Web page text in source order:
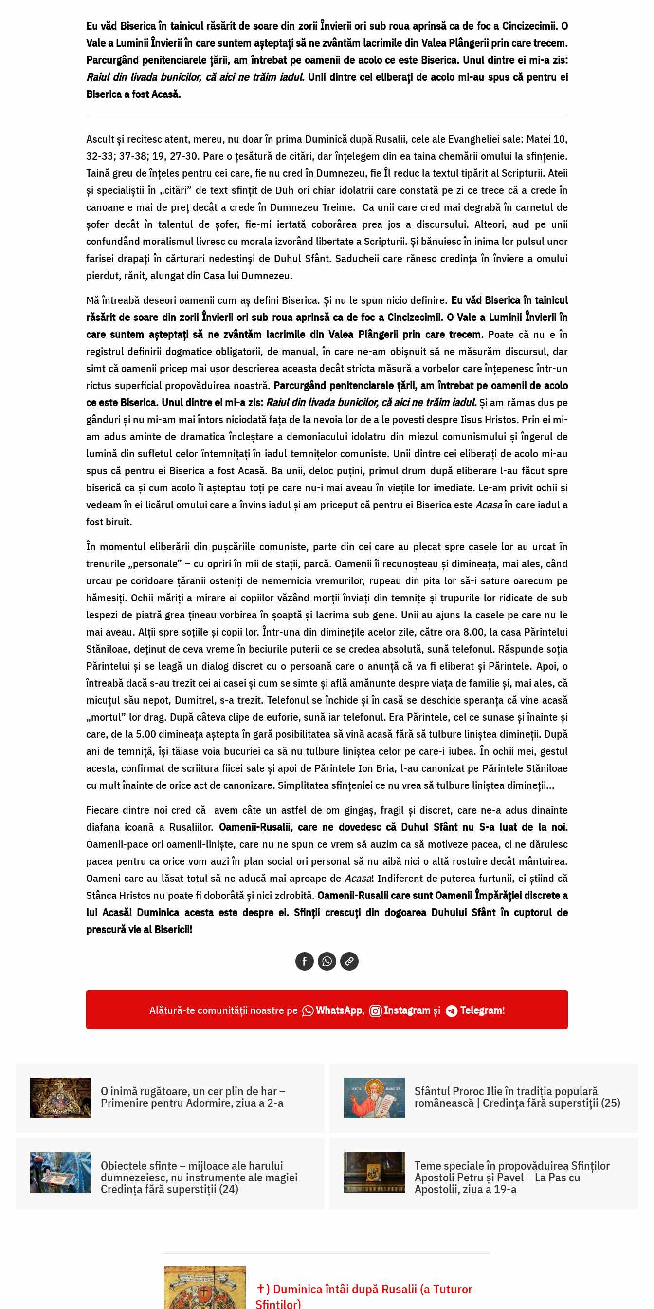
Eu văd Biserica în tainicul răsărit de soare din zorii Învierii ori sub roua aprinsă ca de foc a Cincizecimii. O
Vale a Luminii Învierii în care suntem așteptați să ne zvântăm lacrimile din Valea Plângerii prin care trecem.
Parcurgând penitenciarele țării, am întrebat pe oamenii de acolo ce este Biserica. Unul dintre ei mi-a zis:
Raiul din livada bunicilor, că aici ne trăim iadul. Unii dintre cei eliberați de acolo mi-au spus că pentru ei
Biserica a fost Acasă.
Ascult și recitesc atent, mereu, nu doar în prima Duminică după Rusalii, cele ale Evangheliei sale: Matei 10,
32-33; 37-38; 19, 27-30. Pare o țesătură de citări, dar înțelegem din ea taina chemării omului la sfințenie.
Taină greu de înțeles pentru cei care, fie nu cred în Dumnezeu, fie Îl reduc la textul tipărit al Scripturii. Ateii
și specialiștii în „citări” de text sfințit de Duh ori chiar idolatrii care constată pe zi ce trece că a crede în
canoane e mai de preț decât a crede în Dumnezeu Treime. Ca unii care cred mai degrabă în carnetul de
șofer decât în talentul de șofer, fie-mi iertată coborârea prea jos a discursului. Alteori, aud pe unii
confundând moralismul livresc cu morala izvorând libertate a Scripturii. Și bănuiesc în inima lor pulsul unor
farisei drapați în cărturari nedestinși de Duhul Sfânt. Saducheii care rănesc credința în înviere a omului
pierdut, rănit, alungat din Casa lui Dumnezeu.
Mă întreabă deseori oamenii cum aș defini Biserica. Și nu le spun nicio definire. Eu văd Biserica în tainicul
răsărit de soare din zorii Învierii ori sub roua aprinsă ca de foc a Cincizecimii. O Vale a Luminii Învierii în
care suntem așteptați să ne zvântăm lacrimile din Valea Plângerii prin care trecem.Poate că nu e în
registrul definirii dogmatice obligatorii, de manual, în care ne-am obișnuit să ne măsurăm discursul, dar
simt că oamenii pricep mai ușor descrierea aceasta decât stricta măsură a vorbelor care înțepenesc într-un
rictus superficial propovăduirea noastră. Parcurgând penitenciarele țării, am întrebat pe oamenii de acolo
ce este Biserica. Unul dintre ei mi-a zis: Raiul din livada bunicilor, că aici ne trăim iadul. Și am rămas dus pe
gânduri și nu mi-am mai întors niciodată fața de la nevoia lor de a le povesti despre Iisus Hristos. Prin ei mi-
am adus aminte de dramatica încleștare a demoniacului idolatru din miezul comunismului și îngerul de
lumină din sufletul celor întemnițați în iadul temnițelor comuniste. Unii dintre cei eliberați de acolo mi-au
spus că pentru ei Biserica a fost Acasă. Ba unii, deloc puțini, primul drum după eliberare l-au făcut spre
biserică ca și cum acolo îi așteptau toți pe care nu-i mai aveau în viețile lor imediate. Le-am privit ochii și
vedeam în ei licărul omului care a învins iadul și am priceput că pentru ei Biserica esteAcasaîn care iadul a
fost biruit.
În momentul eliberării din pușcăriile comuniste, parte din cei care au plecat spre casele lor au urcat în
trenurile „personale” – cu opriri în mii de stații, parcă. Oamenii îi recunoșteau și dimineața, mai ales, când
urcau pe coridoare țăranii osteniți de nemernicia vremurilor, rupeau din pita lor să-i sature oarecum pe
hămesiți. Ochii măriți a mirare ai copiilor văzând morții înviați din temnițe și trupurile lor ridicate de sub
lespezi de piatră grea țineau vorbirea în șoaptă și lacrima sub gene. Unii au ajuns la casele pe care nu le
mai aveau. Alții spre soțiile și copii lor. Într-una din diminețile acelor zile, către ora 8.00, la casa Părintelui
Stăniloae, deținut de ceva vreme în beciurile puterii ce se credea absolută, sună telefonul. Răspunde soția
Părintelui și se leagă un dialog discret cu o persoană care o anunță că va fi eliberat și Părintele. Apoi, o
întreabă dacă s-au trezit cei ai casei și cum se simte și află amănunte despre viața de familie și, mai ales, că
micuțul său nepot, Dumitrel, s-a trezit. Telefonul se închide și în casă se deschide speranța că vine acasă
„mortul” lor drag. După câteva clipe de euforie, sună iar telefonul. Era Părintele, cel ce sunase și înainte și
care, de la 5.00 dimineața aștepta în gară posibilitatea să vină acasă fără să tulbure liniștea dimineții. După
ani de temniță, își tăiase voia bucuriei ca să nu tulbure liniștea celor pe care-i iubea. În ochii mei, gestul
acesta, confirmat de scriitura fiicei sale și apoi de Părintele Ion Bria, l-au canonizat pe Părintele Stăniloae
cu mult înainte de orice act de canonizare. Simplitatea sfințeniei ce nu vrea să tulbure liniștea dimineții...
Fiecare dintre noi cred că avem câte un astfel de om gingaș, fragil și discret, care ne-a adus dinainte
diafana icoană a Rusaliilor. Oamenii-Rusalii, care ne dovedesc că Duhul Sfânt nu S-a luat de la noi.
Oamenii-pace ori oamenii-liniște, care nu ne spun ce vrem să auzim ca să motiveze pacea, ci ne dăruiesc
pacea pentru ca orice vom auzi în plan social ori personal să nu aibă nici o altă rostuire decât mântuirea.
Oameni care au lăsat totul să ne aducă mai aproape de Acasa! Indiferent de puterea furtunii, ei știind că
Stânca Hristos nu poate fi doborâtă și nici zdrobită. Oamenii-Rusalii care sunt Oamenii Împărăției discrete a
lui Acasă! Duminica acesta este despre ei. Sfinții crescuți din dogoarea Duhului Sfânt în cuptorul de
prescură vie al Bisericii!
Alătură-te comunității noastre pe WhatsApp, Instagram și Telegram!
O inimă rugătoare, un cer plin de har –
Primenire pentru Adormire, ziua a 2-a
Sfântul Proroc Ilie în tradiția populară
românească | Credința fără superstiții (25)
Obiectele sfinte – mijloace ale harului
dumnezeiesc, nu instrumente ale magiei
Credința fără superstiții (24)
Teme speciale în propovăduirea Sfinților
Apostoli Petru și Pavel – La Pas cu
Apostolii, ziua a 19-a
✝) Duminica întâi după Rusalii (a Tuturor
Sfinților)